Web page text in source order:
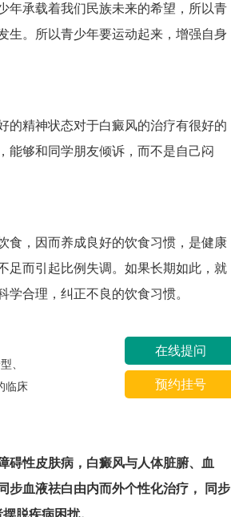
年承载着我们民族未来的希望，所以青
生。所以青少年要运动起来，增强自身
的精神状态对于白癜风的治疗有很好的
能够和同学朋友倾诉，而不是自己闷
食，因而养成良好的饮食习惯，是健康
足而引起比例失调。如果长期如此，就
合理，纠正不良的饮食习惯。
、
临床
在线提问
预约挂号
碍性皮肤病，白癜风与人体脏腑、血
步血液祛白由内而外个性化治疗， 同步
脱疾病困扰。